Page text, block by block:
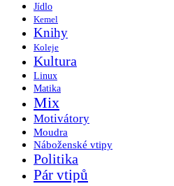
Jídlo
Kemel
Knihy
Koleje
Kultura
Linux
Matika
Mix
Motivátory
Moudra
Náboženské vtipy
Politika
Pár vtipů